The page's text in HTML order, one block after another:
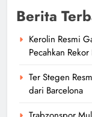
Berita
Kerolin Resmi
Pecahkan
Ter Stegen
dari Barcelona